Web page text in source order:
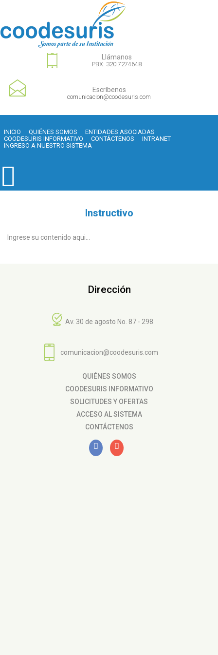
Llámanos
PBX: 320 7274648
Escríbenos
comunicacion@coodesuris.com
INICIO QUIÉNES SOMOS
ENTIDADES ASOCIADAS
COODESURIS INFORMATIVO
CONTÁCTENOS
INTRANET
INGRESO A NUESTRO SISTEMA
Instructivo
Ingrese su contenido aqui...
Dirección
Av. 30 de agosto No. 87 - 298
comunicacion@coodesuris.com
QUIÉNES SOMOS
COODESURIS INFORMATIVO
SOLICITUDES Y OFERTAS
ACCESO AL SISTEMA
CONTÁCTENOS